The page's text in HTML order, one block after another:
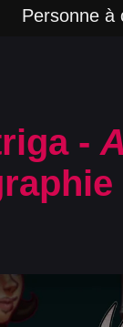
Personne à
-